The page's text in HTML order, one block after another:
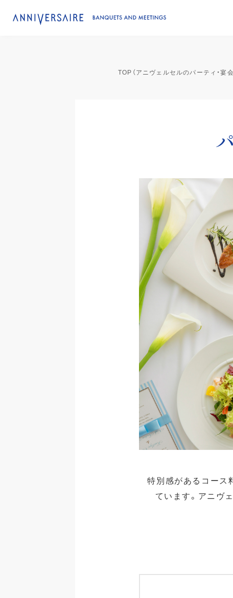
TOP（アニヴェルセルのパーティ・宴
特別感があるコース
ています。アニヴ